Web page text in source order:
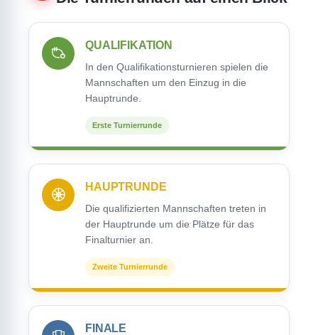
QUALIFIKATION
In den Qualifikationsturnieren spielen die
Mannschaften um den Einzug in die
Hauptrunde.
Erste Turnierrunde
HAUPTRUNDE
Die qualifizierten Mannschaften treten in
der Hauptrunde um die Plätze für das
Finalturnier an.
Zweite Turnierrunde
FINALE